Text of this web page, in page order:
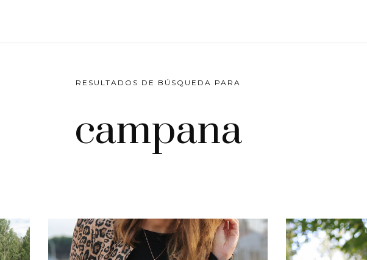
RESULTADOS DE BÚSQUEDA PARA
campana